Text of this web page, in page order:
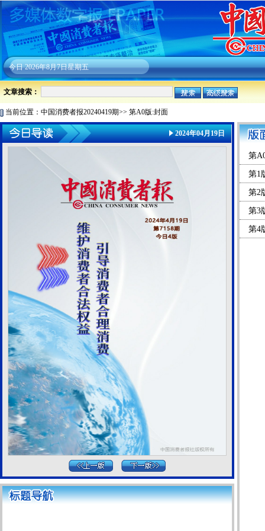
今日2026年8月7日星期五
文章搜索：
当前位置： 中国消费者报20240419期>> 第A0版:封面
2024年04月19日
第
第1
第2
第3
第4